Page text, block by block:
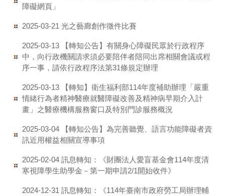
障礙網頁」
2025-03-21光之藝廊創作徵件比賽
2025-03-13
【轉知公告】有關身心障礙民眾於行政程序
中，向行政機關請求須必要陪伴者陪同出席相關會議或程
序一事，請依行政程序法第31條規定辦理
2025-03-13
【轉知】衛生福利部114年度補助辦理「嚴重
情緒行為者精神醫療就醫障礙改善及精神病早期介入計
畫」之醫療機構服務窗口及特別門診服務概況
2025-03-04
【轉知公告】為完善聽覺、語言功能障礙者資
訊近用權益相關宣導事項
2025-02-04訊息轉知：《財團法人愛盲基金會114年度清
寒視障學生助學金－第一期申請2/1開始收件》
2024-12-31訊息轉知：《114年臺南市政府勞工局辦理輔